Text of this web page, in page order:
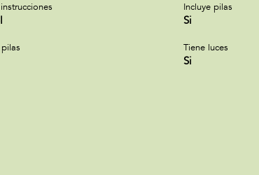
Incluye pilas
Si
Tiene luces
Si